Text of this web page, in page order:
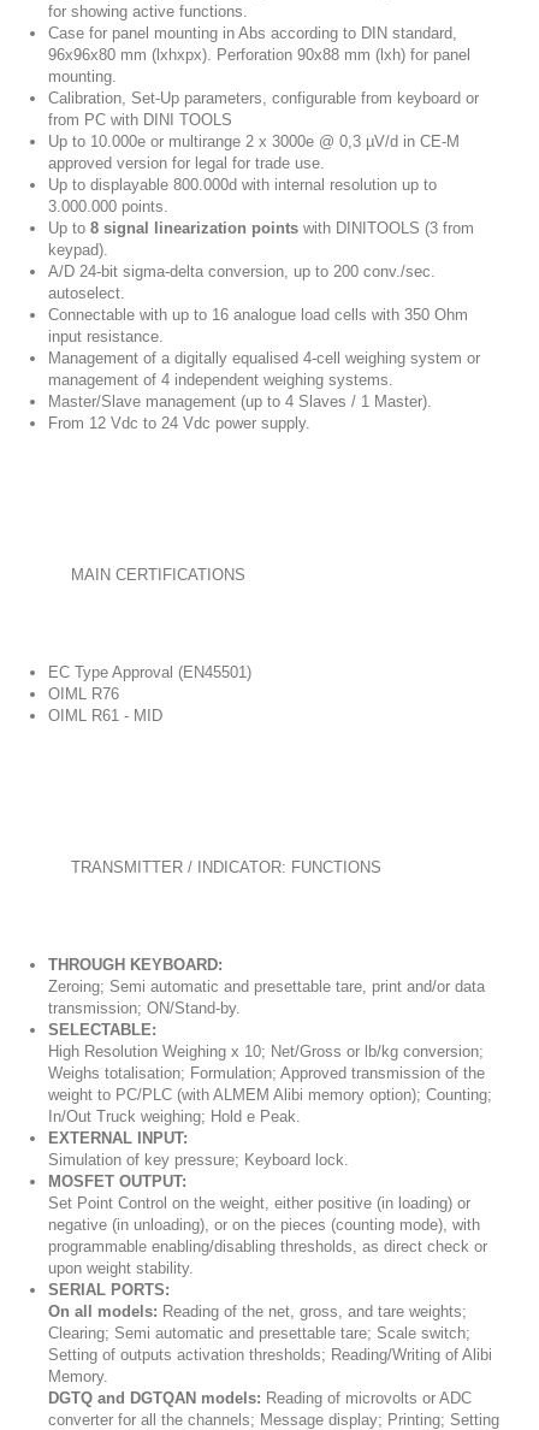
for showing active functions.
Case for panel mounting in Abs according to DIN standard,
96x96x80 mm (lxhxpx). Perforation 90x88 mm (lxh) for panel
mounting.
Calibration, Set-Up parameters, configurable from keyboard or
from PC with DINI TOOLS
Up to 10.000e or multirange 2 x 3000e @ 0,3 µV/d in CE-M
approved version for legal for trade use.
Up to displayable 800.000d with internal resolution up to
3.000.000 points.
Up to 8 signal linearization points with DINITOOLS (3 from
keypad).
A/D 24-bit sigma-delta conversion, up to 200 conv./sec.
autoselect.
Connectable with up to 16 analogue load cells with 350 Ohm
input resistance.
Management of a digitally equalised 4-cell weighing system or
management of 4 independent weighing systems.
Master/Slave management (up to 4 Slaves / 1 Master).
From 12 Vdc to 24 Vdc power supply.
MAIN CERTIFICATIONS
EC Type Approval (EN45501)
OIML R76
OIML R61 - MID
TRANSMITTER / INDICATOR: FUNCTIONS
THROUGH KEYBOARD:
Zeroing; Semi automatic and presettable tare, print and/or data
transmission; ON/Stand-by.
SELECTABLE:
High Resolution Weighing x 10; Net/Gross or lb/kg conversion;
Weighs totalisation; Formulation; Approved transmission of the
weight to PC/PLC (with ALMEM Alibi memory option); Counting;
In/Out Truck weighing; Hold e Peak.
EXTERNAL INPUT:
Simulation of key pressure; Keyboard lock.
MOSFET OUTPUT:
Set Point Control on the weight, either positive (in loading) or
negative (in unloading), or on the pieces (counting mode), with
programmable enabling/disabling thresholds, as direct check or
upon weight stability.
SERIAL PORTS:
On all models: Reading of the net, gross, and tare weights;
Clearing; Semi automatic and presettable tare; Scale switch;
Setting of outputs activation thresholds; Reading/Writing of Alibi
Memory.
DGTQ and DGTQAN models: Reading of microvolts or ADC
converter for all the channels; Message display; Printing; Setting